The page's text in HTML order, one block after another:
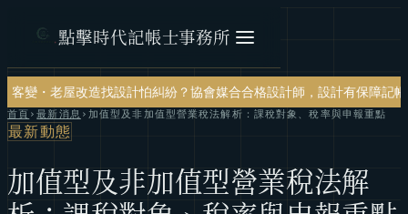
點擊時代記帳士事務所
找設計怕糾紛？協會媒合合格設計師，設計有保障記帳報稅・節稅規劃
首頁 ›最新消息 › 加值型及非加值型營業稅法解析：課稅對象、稅率與申報重點
最新動態
加值型及非加值型營業稅法解